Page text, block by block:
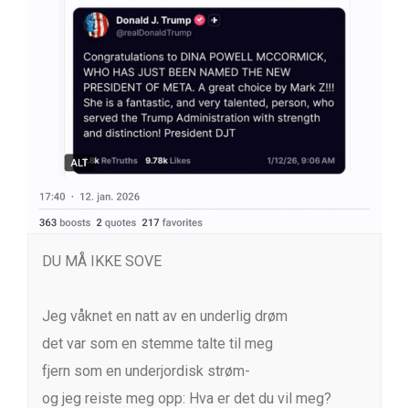
DU MÅ IKKE SOVE
Jeg våknet en natt av en underlig drøm
det var som en stemme talte til meg
fjern som en underjordisk strøm-
og jeg reiste meg opp: Hva er det du vil meg?